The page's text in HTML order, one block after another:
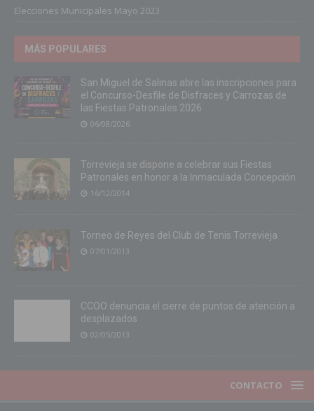
Elecciones Municipales Mayo 2023
MÁS POPULARES
San Miguel de Salinas abre las inscripciones para
el Concurso-Desfile de Disfraces y Carrozas de
las Fiestas Patronales 2026
06/08/2026
Torrevieja se dispone a celebrar sus Fiestas
Patronales en honor a la Inmaculada Concepción
16/12/2014
Torneo de Reyes del Club de Tenis Torrevieja
07/01/2013
CCOO denuncia el cierre de puntos de atención a
desplazados
02/05/2013
CONTACTO